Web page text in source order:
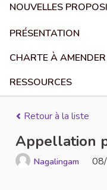
NOUVELLES
PRÉSENTATION
CHARTE À AMENDER
RESSOURCES
Retour à la liste
Appellation
Nagalingam